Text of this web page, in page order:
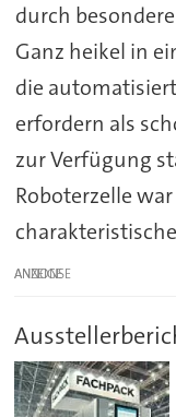
durch
Ganz heikel in
die
erfordern als
zur Verfügung
Roboterzelle
ANZEIGE